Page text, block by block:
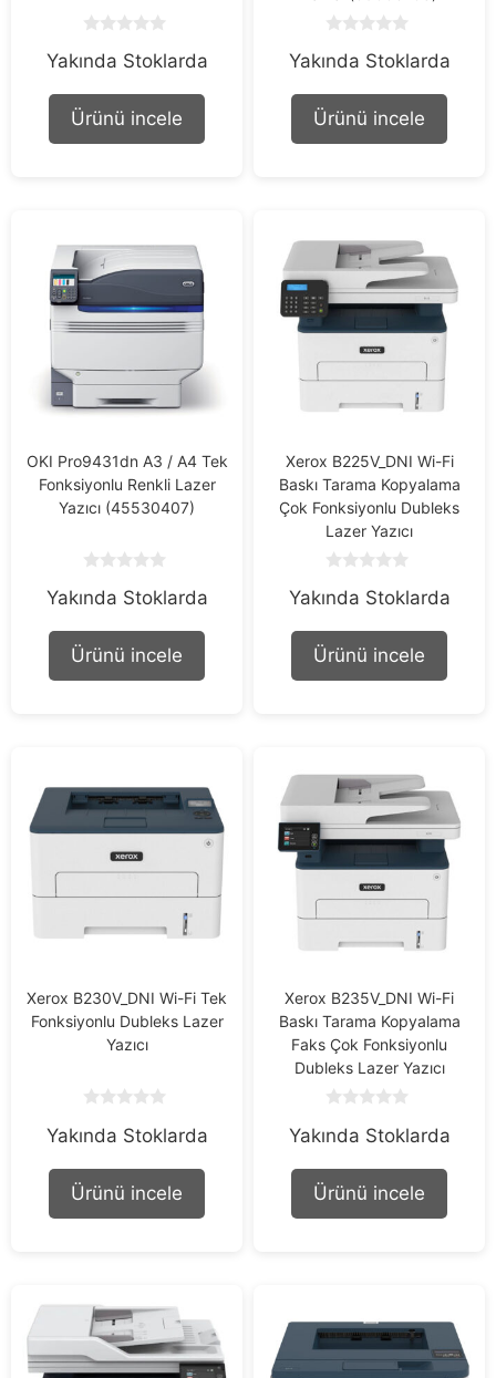
o
t
f
Yakında Stoklarda
Ürünü incele
o
t
f
Yakında Stoklarda
Ürünü incele
OKI Pro9431dn A3 / A4 Tek
Fonksiyonlu Renkli Lazer
Yazıcı (45530407)
o
t
f
Yakında Stoklarda
Ürünü incele
Xerox B225V_DNI Wi-Fi
Baskı Tarama Kopyalama
Çok Fonksiyonlu Dubleks
Lazer Yazıcı
o
t
f
Yakında Stoklarda
Ürünü incele
Xerox B230V_DNI Wi-Fi Tek
Fonksiyonlu Dubleks Lazer
Yazıcı
o
t
f
Yakında Stoklarda
Ürünü incele
Xerox B235V_DNI Wi-Fi
Baskı Tarama Kopyalama
Faks Çok Fonksiyonlu
Dubleks Lazer Yazıcı
o
t
f
Yakında Stoklarda
Ürünü incele